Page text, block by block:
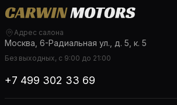
Адрес салона
Москва, 6-Радиальная ул., д. 5, к. 5
Без выходных, с 9:00 до 21:00
+7 499 302 33 69